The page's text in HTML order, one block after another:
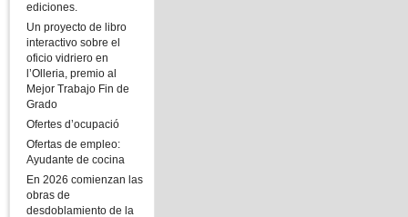
ediciones.
Un proyecto de libro
interactivo sobre el
oficio vidriero en
l’Olleria, premio al
Mejor Trabajo Fin de
Grado
Ofertes d’ocupació
Ofertas de empleo:
Ayudante de cocina
En 2026 comienzan las
obras de
desdoblamiento de la